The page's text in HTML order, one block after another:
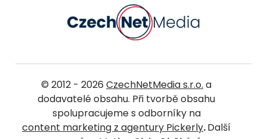
© 2012 - 2026 CzechNetMedia s.r.o. a
dodavatelé obsahu. Při tvorbě obsahu
spolupracujeme s odborníky na
content marketing z agentury Pickerly.Další